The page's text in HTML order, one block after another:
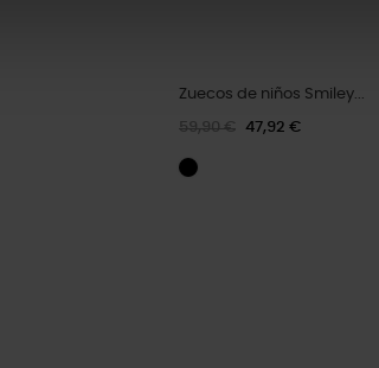
Zuecos de niños Smiley...
59,90 € 47,92 €